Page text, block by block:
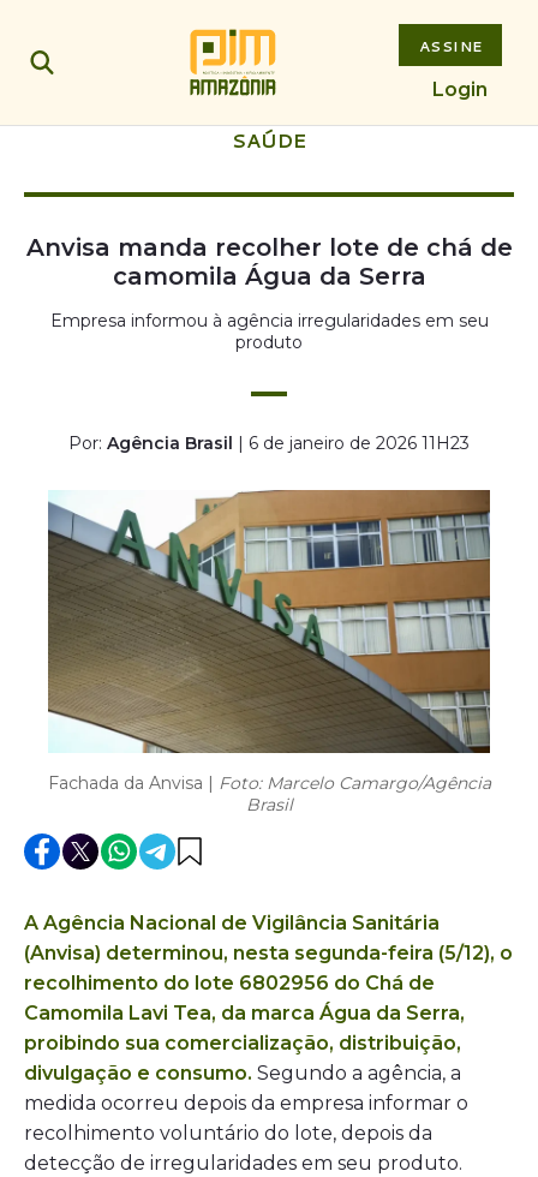
ASSINE
Login
SAÚDE
Anvisa manda recolher lote de chá de
camomila Água da Serra
Empresa informou à agência irregularidades em seu
produto
Por: Agência Brasil | 6 de janeiro de 2026 11H23
Fachada da Anvisa | Foto: Marcelo Camargo/Agência
Brasil
A Agência Nacional de Vigilância Sanitária
(Anvisa) determinou, nesta segunda-feira (5/12), o
recolhimento do lote 6802956 do Chá de
Camomila Lavi Tea, da marca Água da Serra,
proibindo sua comercialização, distribuição,
divulgação e consumo. Segundo a agência, a
medida ocorreu depois da empresa informar o
recolhimento voluntário do lote, depois da
detecção de irregularidades em seu produto.